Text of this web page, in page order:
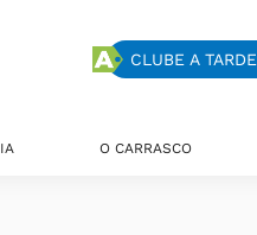
CLUBE A TARDE
O CARRASCO